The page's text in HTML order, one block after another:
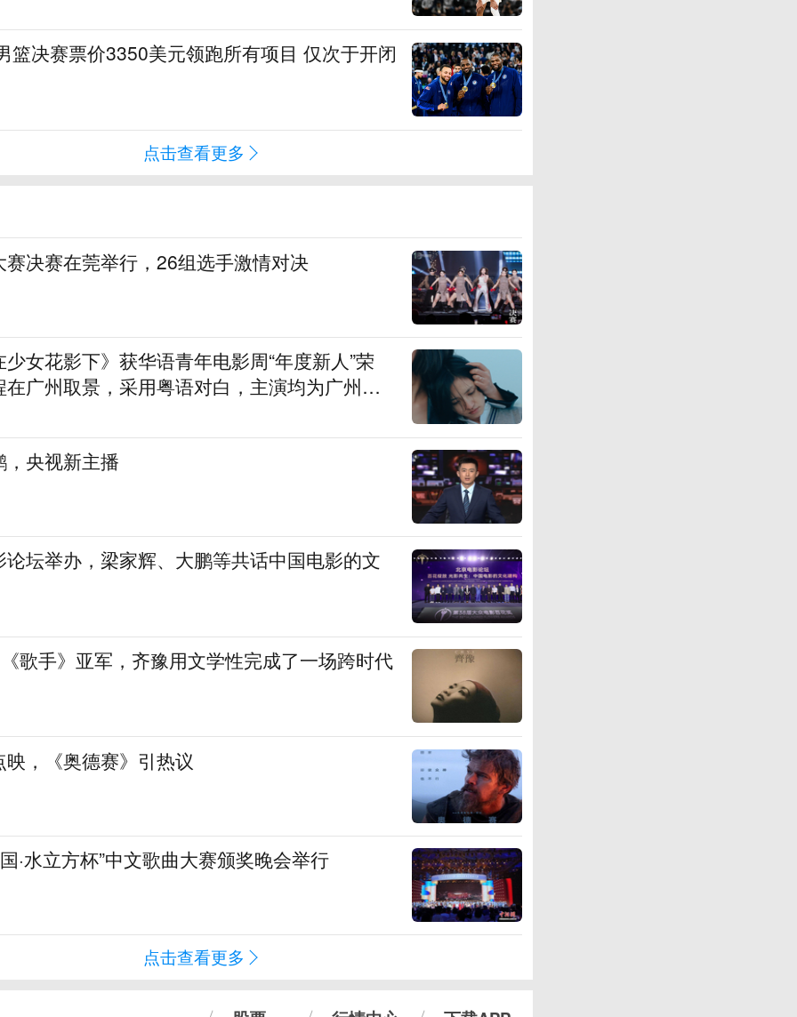
篮决赛票价3350美元领跑所有项目 仅次于开闭
点击查看更多
决赛在莞举行，26组选手激情对决
女花影下》获华语青年电影周“年度新人”荣
广州取景，采用粤语对白，主演均为广州本
央视新主播
坛举办，梁家辉、大鹏等共话中国电影的文
歌手》亚军，齐豫用文学性完成了一场跨时代
，《奥德赛》引热议
·水立方杯”中文歌曲大赛颁奖晚会举行
点击查看更多